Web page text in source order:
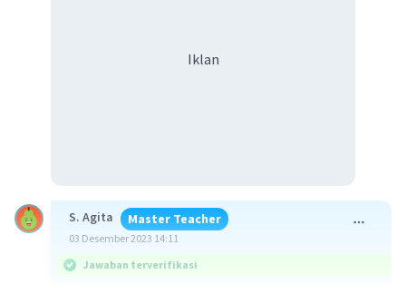
Iklan
S. Agita Master Teacher
03 Desember 2023 14:11
Jawaban terverifikasi